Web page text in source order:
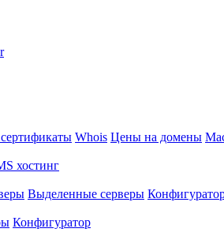
Whois Цены на домены
хостинг
Выделенные серверы
Конфигуратор